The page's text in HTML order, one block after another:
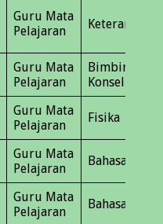
Guru Mata
Pelajaran
Keterampilan
Guru Mata
Pelajaran
Bimbingan
Konseling
Guru Mata
Pelajaran
Fisika
Guru Mata
Pelajaran
Bahasa
Guru Mata
Pelajaran
Bahasa